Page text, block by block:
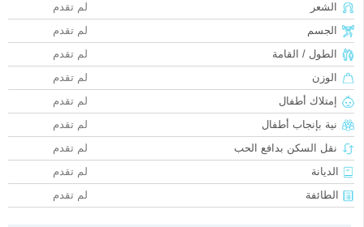
الشعر
لم تقدم
الجسم
لم تقدم
الطول / القامة
لم تقدم
الوزن
لم تقدم
إمتلاك أطفال
لم تقدم
نية بإنجاب أطفال
لم تقدم
نقل السكن بدافع الحب
لم تقدم
الديانة
لم تقدم
الطائفة
لم تقدم